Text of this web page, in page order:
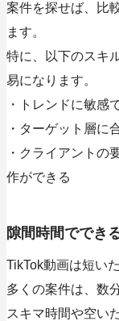
案件を探せば、比
ます。
特に、以下のスキ
易になります。
・トレンドに敏感
・ターゲット層に
・クライアントの
作ができる
隙間時間ででき
TikTok動画は短い
多くの案件は、数
スキマ時間や空い